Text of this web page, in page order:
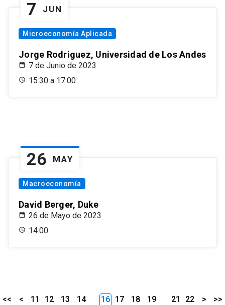
7 JUN
Microeconomía Aplicada
Jorge Rodriguez, Universidad de Los Andes
7 de Junio de 2023
15:30 a 17:00
26 MAY
Macroeconomía
David Berger, Duke
26 de Mayo de 2023
14:00
<< < 11 12 13
14
16 17 18
19
21 22 > >>